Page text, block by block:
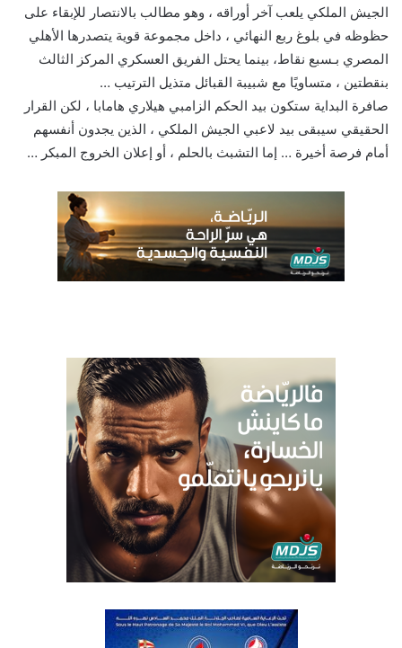
الجيش الملكي يلعب آخر أوراقه ، وهو مطالب بالانتصار للإبقاء على
حظوظه في بلوغ ربع النهائي ، داخل مجموعة قوية يتصدرها الأهلي
المصري بـسبع نقاط، بينما يحتل الفريق العسكري المركز الثالث
بنقطتين ، متساويًا مع شبيبة القبائل متذيل الترتيب …
صافرة البداية ستكون بيد الحكم الزامبي هيلاري هامابا ، لكن القرار
الحقيقي سيبقى بيد لاعبي الجيش الملكي ، الذين يجدون أنفسهم
أمام فرصة أخيرة … إما التشبث بالحلم ، أو إعلان الخروج المبكر …